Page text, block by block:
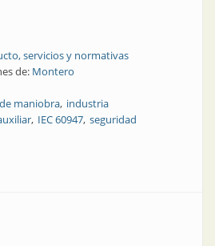
servicios y normativas
de: Montero
maniobra industria
IEC 60947 seguridad
resistentes y para todo tipo de